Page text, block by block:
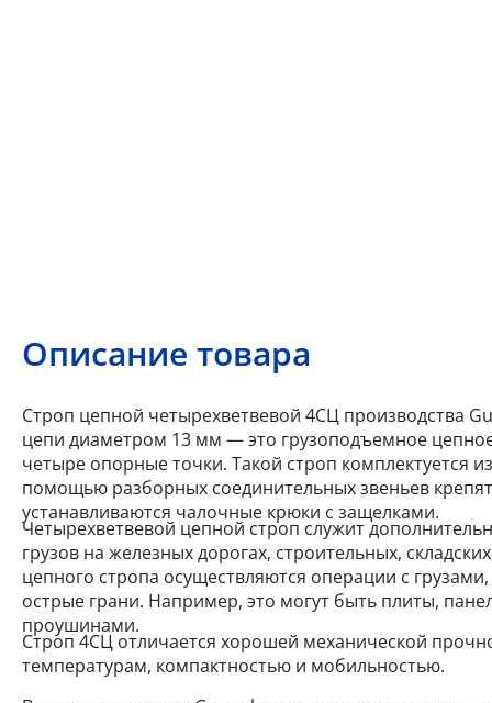
Описание товара
Строп цепной четырехветвевой 4СЦ производства
цепи диаметром 13 мм — это грузоподъемное
четыре опорные точки. Такой строп комплектуется
помощью разборных соединительных звеньев
устанавливаются чалочные крюки с защелками.
Четырехветвевой цепной строп служит
грузов на железных дорогах, строительных,
цепного стропа осуществляются операции с
острые грани. Например, это могут быть плиты,
проушинами.
Строп 4СЦ отличается хорошей механической
температурам, компактностью и мобильностью.